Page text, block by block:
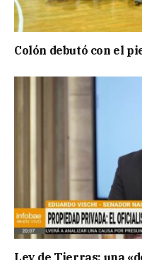
Colón debutó con el